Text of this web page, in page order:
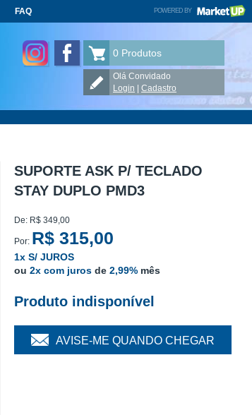
FAQ POWERED BY
Guitar Center Musical no Facebook
Guitar Center Musical no Instagram
0 Produtos
Olá Convidado
Login
Cadastro
SUPORTE ASK P/ TECLADO
STAY DUPLO PMD3
De: R$ 349,00
Por: R$ 315,00
1x S/ JUROS
ou 2x com juros de 2,99% mês
Produto indisponível
AVISE-ME QUANDO CHEGAR